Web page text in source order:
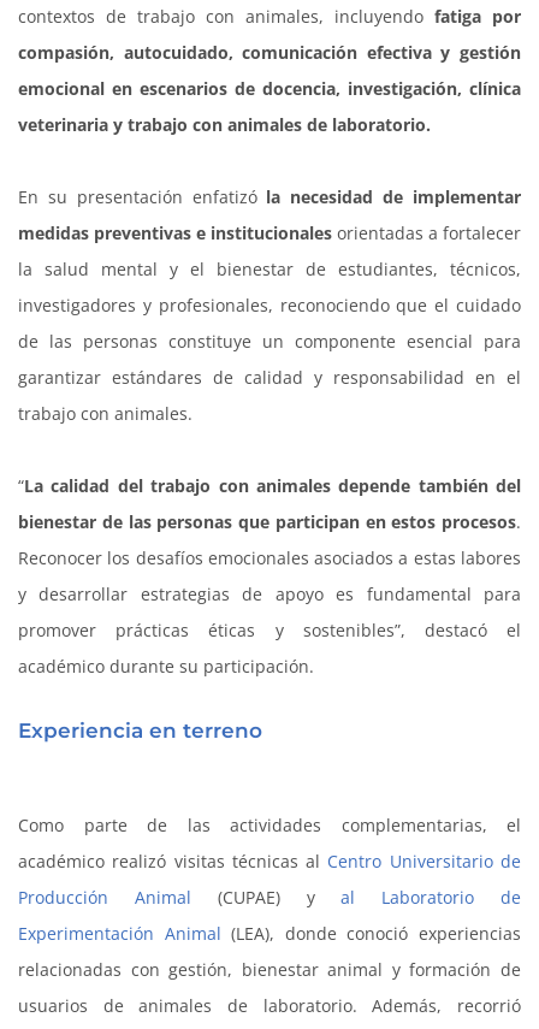
contextos de trabajo con animales, incluyendo fatiga por
compasión, autocuidado, comunicación efectiva y gestión
emocional en escenarios de docencia, investigación, clínica
veterinaria y trabajo con animales de laboratorio.
En su presentación enfatizó la necesidad de implementar
medidas preventivas e institucionales orientadas a fortalecer
la salud mental y el bienestar de estudiantes, técnicos,
investigadores y profesionales, reconociendo que el cuidado
de las personas constituye un componente esencial para
garantizar estándares de calidad y responsabilidad en el
trabajo con animales.
“La calidad del trabajo con animales depende también del
bienestar de las personas que participan en estos procesos.
Reconocer los desafíos emocionales asociados a estas labores
y desarrollar estrategias de apoyo es fundamental para
promover prácticas éticas y sostenibles”, destacó el
académico durante su participación.
Experiencia en terreno
Como parte de las actividades complementarias, el
académico realizó visitas técnicas al Centro Universitario de
Producción Animal (CUPAE) yal Laboratorio de
Experimentación Animal (LEA), donde conoció experiencias
relacionadas con gestión, bienestar animal y formación de
usuarios de animales de laboratorio. Además, recorrió